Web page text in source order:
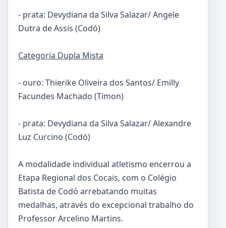
- prata: Devydiana da Silva Salazar/ Angele
Dutra de Assis (Codó)
Categoria Dupla Mista
- ouro: Thierike Oliveira dos Santos/ Emilly
Facundes Machado (Timon)
- prata: Devydiana da Silva Salazar/ Alexandre
Luz Curcino (Codó)
A modalidade individual atletismo encerrou a
Etapa Regional dos Cocais, com o Colégio
Batista de Codó arrebatando muitas
medalhas, através do excepcional trabalho do
Professor Arcelino Martins.